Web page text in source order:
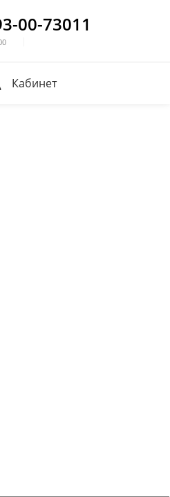
00-73011
Кабинет